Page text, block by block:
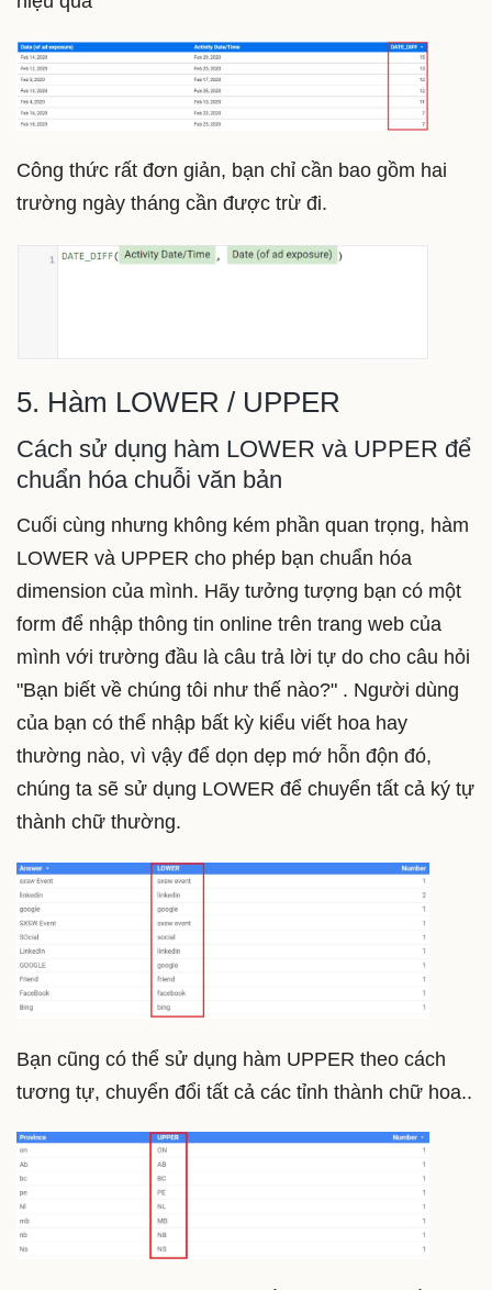
Công thức rất đơn giản, bạn chỉ cần bao gồm hai
trường ngày tháng cần được trừ đi.
5. Hàm LOWER / UPPER
Cách sử dụng hàm LOWER và UPPER để
chuẩn hóa chuỗi văn bản
Cuối cùng nhưng không kém phần quan trọng, hàm
LOWER và UPPER cho phép bạn chuẩn hóa
dimension của mình. Hãy tưởng tượng bạn có một
form để nhập thông tin online trên trang web của
mình với trường đầu là câu trả lời tự do cho câu hỏi
"Bạn biết về chúng tôi như thế nào?" . Người dùng
của bạn có thể nhập bất kỳ kiểu viết hoa hay
thường nào, vì vậy để dọn dẹp mớ hỗn độn đó,
chúng ta sẽ sử dụng LOWER để chuyển tất cả ký tự
thành chữ thường.
Bạn cũng có thể sử dụng hàm UPPER theo cách
tương tự, chuyển đổi tất cả các tỉnh thành chữ hoa..